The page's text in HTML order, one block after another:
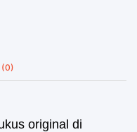
(0)
original di